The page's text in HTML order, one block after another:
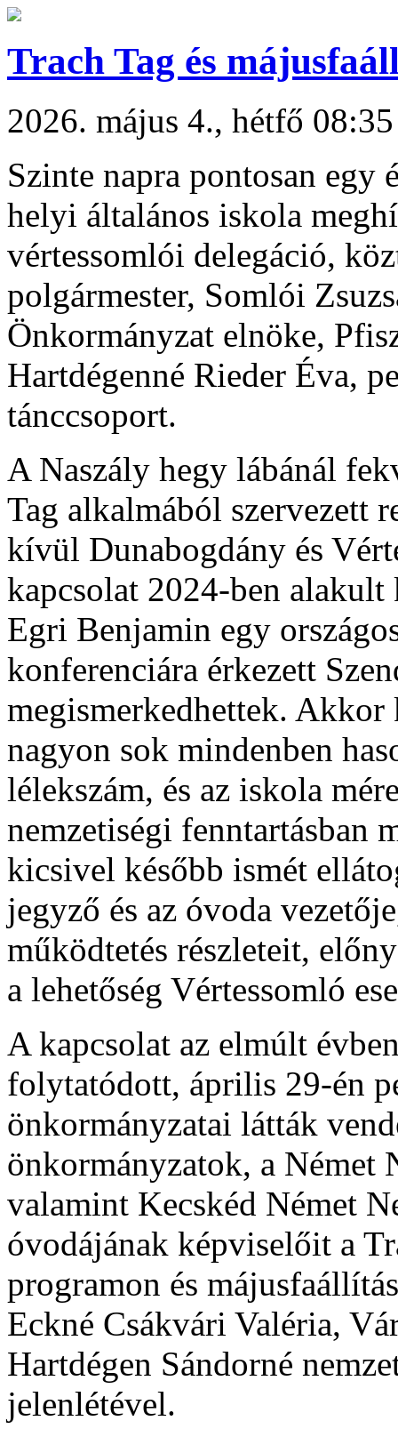
Trach Tag és
2026. május 4., hétfő 08:35
Szinte napra pontosan egy
helyi általános iskola
vértessomlói delegáció,
polgármester, Somlói
Önkormányzat elnöke,
Hartdégenné Rieder Éva,
tánccsoport.
A Naszály hegy lábánál
Tag alkalmából szervezett
kívül Dunabogdány és
kapcsolat 2024-ben
Egri Benjamin egy
konferenciára érkezett
megismerkedhettek.
nagyon sok mindenben
lélekszám, és az iskola
nemzetiségi fenntartásban
kicsivel később ismét
jegyző és az óvoda
működtetés részleteit,
a lehetőség Vértessomló
A kapcsolat az elmúlt
folytatódott, április 29-én
önkormányzatai látták
önkormányzatok, a Német
valamint Kecskéd Német
óvodájának képviselőit a
programon és
Eckné Csákvári Valéria,
Hartdégen Sándorné
jelenlétével.